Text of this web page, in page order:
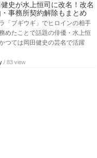
健史が水上恒司に改名！改名
事務所契約解除もまとめ
「ブギウギ」でヒロインの相手
めたことで話題の俳優・水上恒
つては岡田健史の芸名で活躍
/ 83 view